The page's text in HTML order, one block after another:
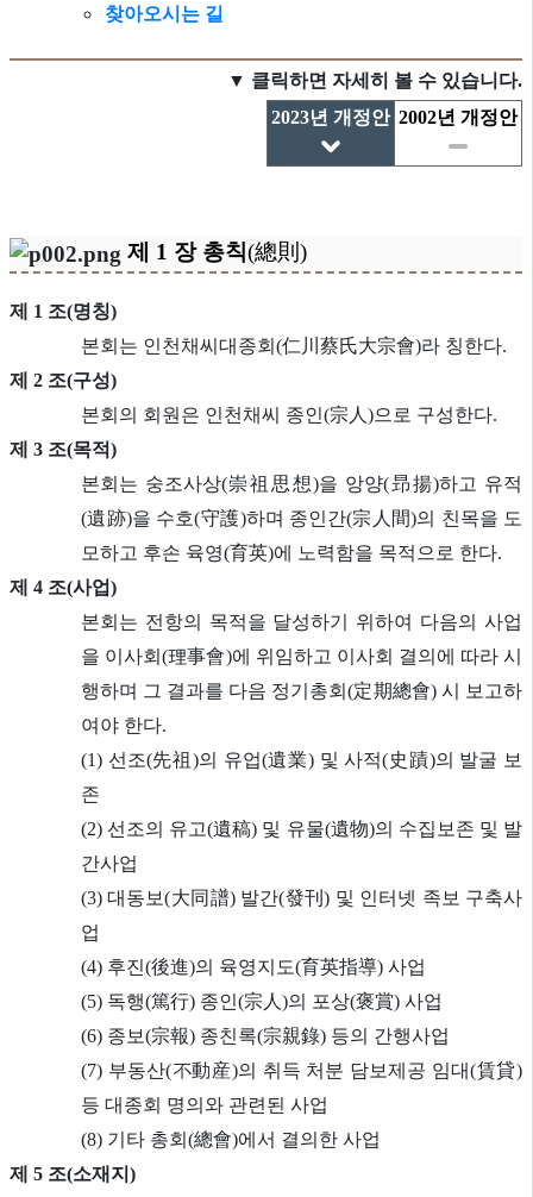
찾아오시는 길
▼ 클릭하면 자세히 볼 수 있습니다.
2023년 개정안 2002년 개정안
제 1 장 총칙(總則)
제 1 조(명칭)
본회는 인천채씨대종회(仁川蔡氏大宗會)라 칭한다.
제 2 조(구성)
본회의 회원은 인천채씨 종인(宗人)으로 구성한다.
제 3 조(목적)
본회는 숭조사상(崇祖思想)을 앙양(昻揚)하고 유적
(遺跡)을 수호(守護)하며 종인간(宗人間)의 친목을 도
모하고 후손 육영(育英)에 노력함을 목적으로 한다.
제 4 조(사업)
본회는 전항의 목적을 달성하기 위하여 다음의 사업
을 이사회(理事會)에 위임하고 이사회 결의에 따라 시
행하며 그 결과를 다음 정기총회(定期總會) 시 보고하
여야 한다.
(1) 선조(先祖)의 유업(遺業) 및 사적(史蹟)의 발굴 보
존
(2) 선조의 유고(遺稿) 및 유물(遺物)의 수집보존 및 발
간사업
(3) 대동보(大同譜) 발간(發刊) 및 인터넷 족보 구축사
업
(4) 후진(後進)의 육영지도(育英指導) 사업
(5) 독행(篤行) 종인(宗人)의 포상(褒賞) 사업
(6) 종보(宗報) 종친록(宗親錄) 등의 간행사업
(7) 부동산(不動産)의 취득 처분 담보제공 임대(賃貸)
등 대종회 명의와 관련된 사업
(8) 기타 총회(總會)에서 결의한 사업
제 5 조(소재지)